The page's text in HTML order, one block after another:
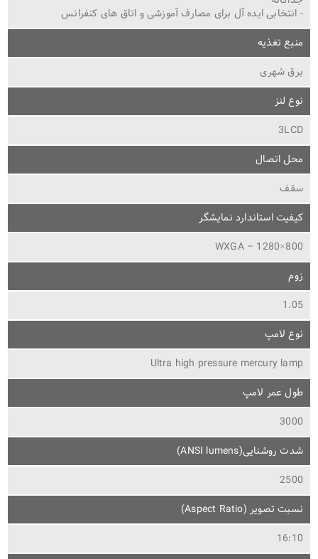
- انتخابی ایده آل برای مصارف آموزشی و اتاق های کنفرانس
منبع تغذیه
برق شهری
نوع لنز
3LCD
محل اتصال
سقف
کیفیت استاندارد نمایشگر
WXGA – 1280×800
زوم
1.05
نوع لامپ
Ultra high pressure mercury lamp
طول عمر لامپ
3000
شدت روشنایی(ANSI lumens)
2500
نسبت تصویر (Aspect Ratio)
16:10